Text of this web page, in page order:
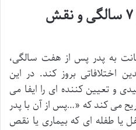
اختلاف والدین پس از ۷ سالگی و نقش
به پدر پس از هفت سالگی،
اختلافاتی بروز کند. در این
و تعیین کننده ای را ایفا می
مدنی تصریح می کند که «…پس از آن با پدر
طفله ای که بیماری یا نقص